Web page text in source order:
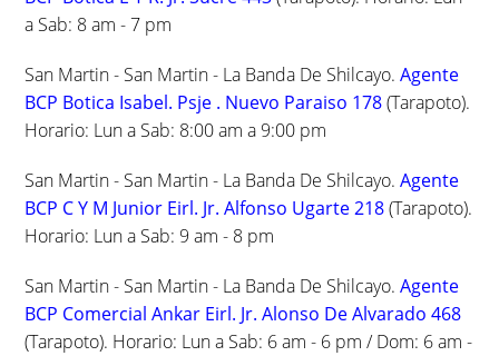
a Sab: 8 am - 7 pm
San Martin - San Martin - La Banda De Shilcayo.Agente
BCP Botica Isabel. Psje . Nuevo Paraiso 178(Tarapoto).
Horario: Lun a Sab: 8:00 am a 9:00 pm
San Martin - San Martin - La Banda De Shilcayo.Agente
BCP C Y M Junior Eirl. Jr. Alfonso Ugarte 218(Tarapoto).
Horario: Lun a Sab: 9 am - 8 pm
San Martin - San Martin - La Banda De Shilcayo.Agente
BCP Comercial Ankar Eirl. Jr. Alonso De Alvarado 468
(Tarapoto). Horario: Lun a Sab: 6 am - 6 pm / Dom: 6 am -